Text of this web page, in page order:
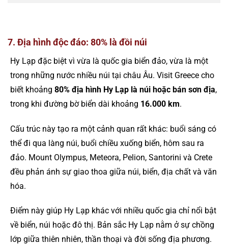
7. Địa hình độc đáo: 80% là đồi núi
Hy Lạp đặc biệt vì vừa là quốc gia biển đảo, vừa là một
trong những nước nhiều núi tại châu Âu. Visit Greece cho
biết khoảng 80% địa hình Hy Lạp là núi hoặc bán sơn địa,
trong khi đường bờ biển dài khoảng 16.000 km.
Cấu trúc này tạo ra một cảnh quan rất khác: buổi sáng có
thể đi qua làng núi, buổi chiều xuống biển, hôm sau ra
đảo. Mount Olympus, Meteora, Pelion, Santorini và Crete
đều phản ánh sự giao thoa giữa núi, biển, địa chất và văn
hóa.
Điểm này giúp Hy Lạp khác với nhiều quốc gia chỉ nổi bật
về biển, núi hoặc đô thị. Bản sắc Hy Lạp nằm ở sự chồng
lớp giữa thiên nhiên, thần thoại và đời sống địa phương.